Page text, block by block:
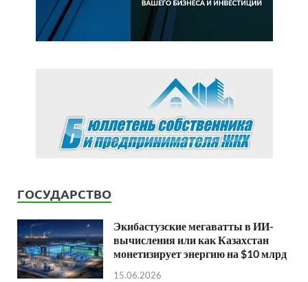
ГОСУДАРСТВО
Экибастузские мегаватты в ИИ-
вычисления или как Казахстан
монетизирует энергию на $10 млрд
15.06.2026